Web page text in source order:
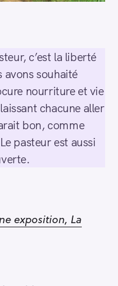
c’est la liberté
avons souhaité
nourriture et vie
chacune aller
bon, comme
pasteur est aussi
exposition, La